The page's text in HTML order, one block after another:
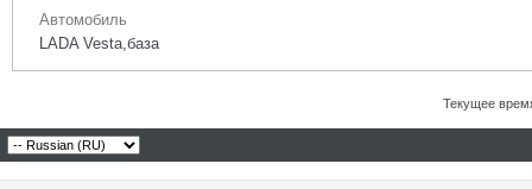
Автомобиль
LADA Vesta,база
Текущее